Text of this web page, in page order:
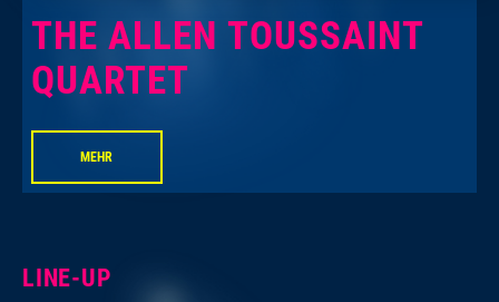
THE ALLEN TOUSSAINT
QUARTET
MEHR
LINE-UP